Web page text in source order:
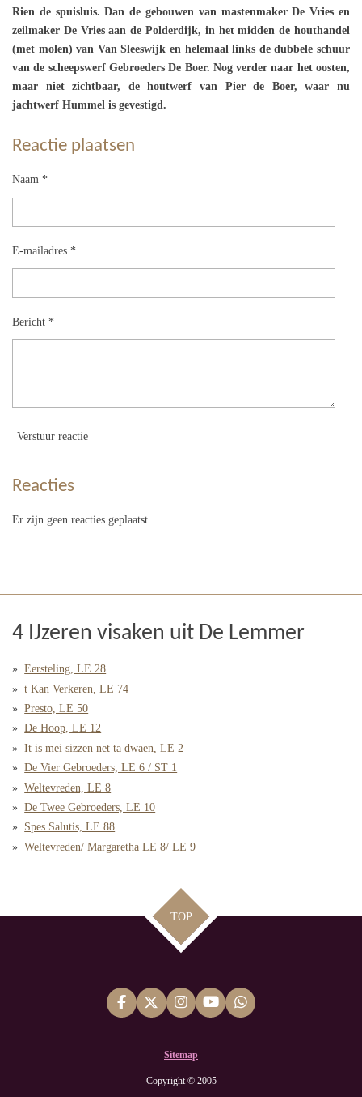
Rien de spuisluis. Dan de gebouwen van mastenmaker De Vries en
zeilmaker De Vries aan de Polderdijk, in het midden de houthandel
(met molen) van Van Sleeswijk en helemaal links de dubbele schuur
van de scheepswerf Gebroeders De Boer. Nog verder naar het oosten,
maar niet zichtbaar, de houtwerf van Pier de Boer, waar nu
jachtwerf Hummel is gevestigd.
Reactie plaatsen
Naam *
E-mailadres *
Bericht *
Verstuur reactie
Reacties
Er zijn geen reacties geplaatst.
4 IJzeren visaken uit De Lemmer
Eersteling, LE 28
t Kan Verkeren, LE 74
Presto, LE 50
De Hoop, LE 12
It is mei sizzen net ta dwaen, LE 2
De Vier Gebroeders, LE 6 / ST 1
Weltevreden, LE 8
De Twee Gebroeders, LE 10
Spes Salutis, LE 88
Weltevreden/ Margaretha LE 8/ LE 9
TOP
F
a
X
I
n
a
r
Y
o
e
W
h
Sitemap
Copyright © 2005